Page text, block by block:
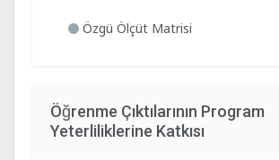
Özgü Ölçüt Matrisi
Öğrenme Çıktılarının Program
Yeterliliklerine Katkısı